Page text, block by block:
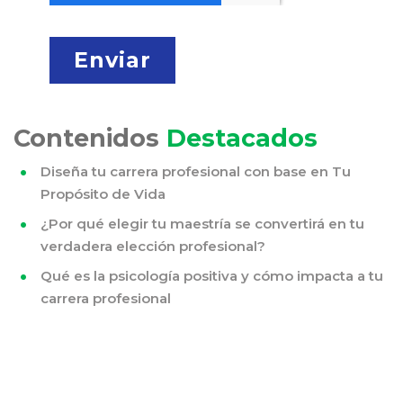
Contenidos Destacados
Diseña tu carrera profesional con base en Tu
Propósito de Vida
¿Por qué elegir tu maestría se convertirá en tu
verdadera elección profesional?
Qué es la psicología positiva y cómo impacta a tu
carrera profesional